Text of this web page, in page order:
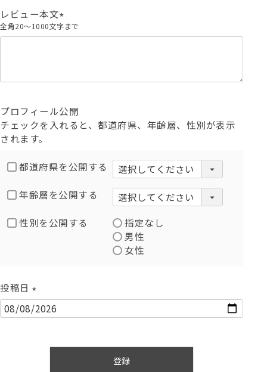
レビュー本文
(
全角20～1000文字まで
プロフィール公開
チェックを入れると、都道府県、年齢層、性別が表示
されます。
都道府県を公開する
年齢層を公開する
性別を公開する
指定なし
男性
女性
投稿日
(
必
登録